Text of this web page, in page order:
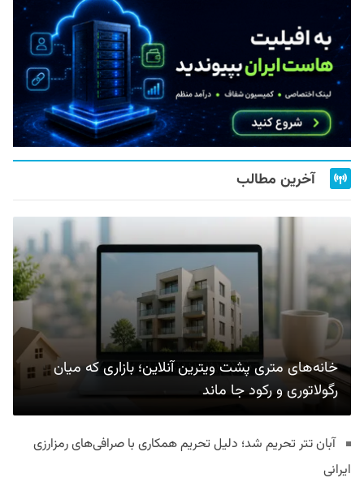
آخرین مطالب
خانه‌های متری پشت ویترین آنلاین؛ بازاری که میان
رگولاتوری و رکود جا ماند
آبان تتر تحریم شد؛ دلیل تحریم همکاری با صرافی‌های رمزارزی
ایرانی